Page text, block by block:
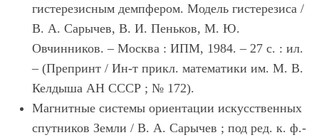
гистерезисным демпфером. Модель гистерезиса /
В. А. Сарычев, В. И. Пеньков, М. Ю.
Овчинников. – Москва : ИПМ, 1984. – 27 с. : ил.
– (Препринт / Ин-т прикл. математики им. М. В.
Келдыша АН СССР ; № 172).
Магнитные системы ориентации искусственных
спутников Земли / В. А. Сарычев ; под ред. к. ф.-